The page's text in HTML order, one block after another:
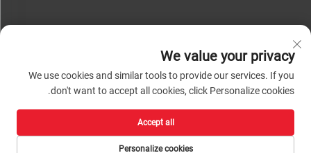
هاتف:+86-13793890209
هاتف:+86-13793890209
حقوق الطبع والنشر © ٢٠٢٦ شركة شاندونغ هواشينغ لتكنولوجيا المواد عالية التقنية
المحدودة. جميع الحقوق محفوظة. |سياسة الخصوصية
We value your privacy
We use cookies and similar tools to provide our services. If you
don't want to accept all cookies, click Personalize cookies.
Personalize cookies
Accept all